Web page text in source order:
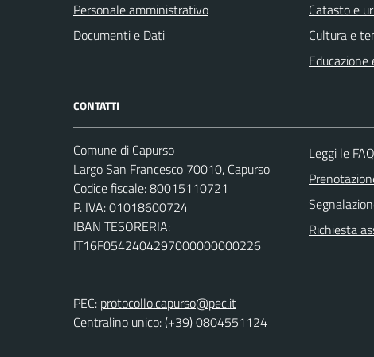
Personale amministrativo
Documenti e Dati
Catasto e
Cultura e
CONTATTI
Comune di Capurso
Largo San Francesco 70010, Capurso
Codice fiscale: 80015110721
P. IVA: 01018600724
IBAN TESORERIA:
IT16F0542404297000000000226
PEC: protocollo.capurso@pec.it
Centralino unico: (+39) 0804551124
Leggi le FAQ
Richiesta